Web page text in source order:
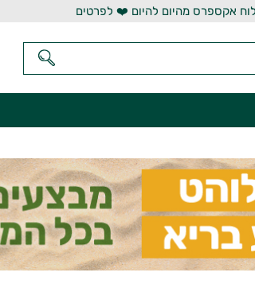
אקספרס מהיום להיום ❤️ לפרטים